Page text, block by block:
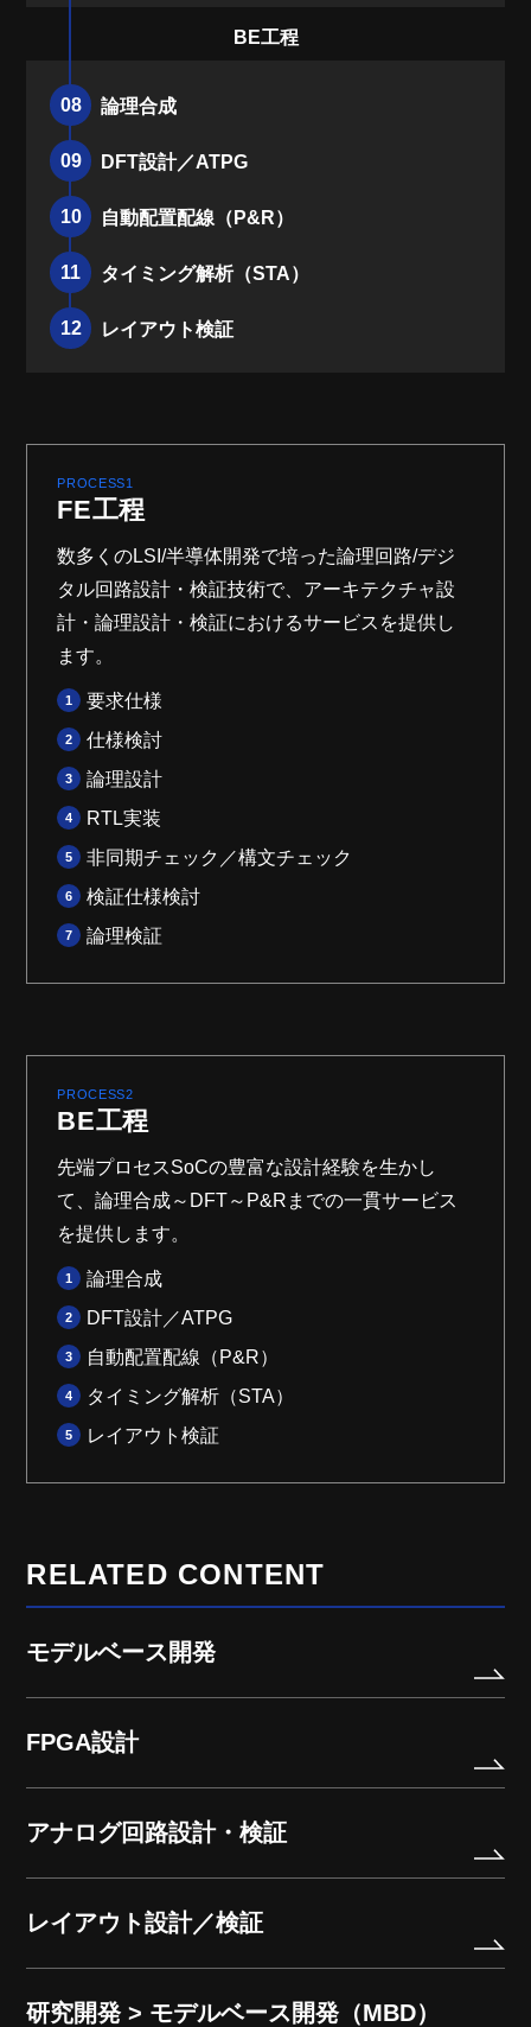
BE工程
08 論理合成
09 DFT設計／ATPG
10 自動配置配線（P&R）
11 タイミング解析（STA）
12 レイアウト検証
PROCESS1
FE工程
数多くのLSI/半導体開発で培った論理回路/デジ
タル回路設計・検証技術で、アーキテクチャ設
計・論理設計・検証におけるサービスを提供し
ます。
要求仕様
仕様検討
論理設計
RTL実装
非同期チェック／構文チェック
検証仕様検討
論理検証
PROCESS2
BE工程
先端プロセスSoCの豊富な設計経験を生かし
て、論理合成～DFT～P&Rまでの一貫サービス
を提供します。
論理合成
DFT設計／ATPG
自動配置配線（P&R）
タイミング解析（STA）
レイアウト検証
RELATED CONTENT
モデルベース開発
FPGA設計
アナログ回路設計・検証
レイアウト設計／検証
研究開発 > モデルベース開発（MBD）